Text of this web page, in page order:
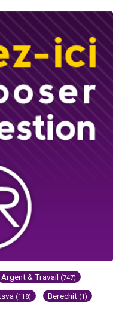
Argent & Travail (747)
(118) Berechit (1)